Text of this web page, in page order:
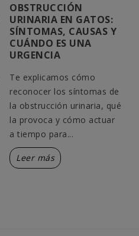
OBSTRUCCIÓN
URINARIA EN GATOS:
SÍNTOMAS, CAUSAS Y
CUÁNDO ES UNA
URGENCIA
Te explicamos cómo
reconocer los síntomas de
la obstrucción urinaria, qué
la provoca y cómo actuar
a tiempo para...
Leer más